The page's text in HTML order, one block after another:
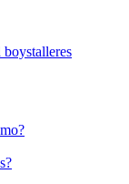
boystalleres